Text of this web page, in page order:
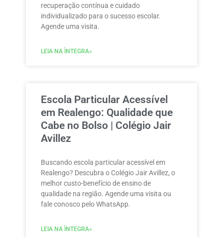
recuperação contínua e cuidado
individualizado para o sucesso escolar.
Agende uma visita.
LEIA NA ÌNTEGRA»
Escola Particular Acessível
em Realengo: Qualidade que
Cabe no Bolso | Colégio Jair
Avillez
Buscando escola particular acessível em
Realengo? Descubra o Colégio Jair Avillez, o
melhor custo-benefício de ensino de
qualidade na região. Agende uma visita ou
fale conosco pelo WhatsApp.
LEIA NA ÌNTEGRA»